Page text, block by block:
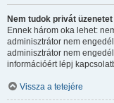
Nem tudok privát
Ennek három oka lehet:
adminisztrátor nem
adminisztrátor nem
információért lépj
Vissza a tetejére